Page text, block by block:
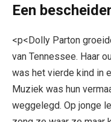
Een
<p<Dolly Parton
van Tennessee. Haar
was het vierde kind in
Muziek was hun
weggelegd. Op jonge